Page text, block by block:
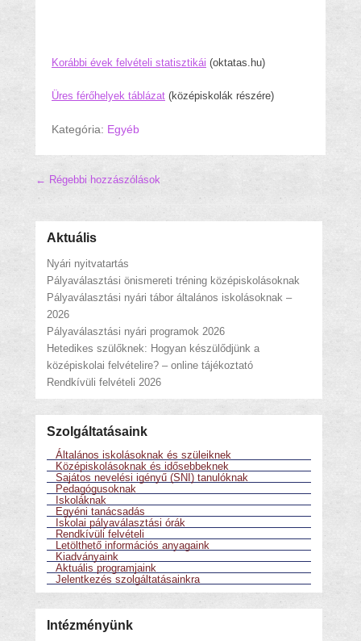
Korábbi évek felvételi statisztikái (oktatas.hu)
Üres férőhelyek táblázat (középiskolák részére)
Kategória: Egyéb
Hozzászólás navigáció
← Régebbi hozzászólások
Aktuális
Nyári nyitvatartás
Pályaválasztási önismereti tréning középiskolásoknak
Pályaválasztási nyári tábor általános iskolásoknak –
2026
Pályaválasztási nyári programok 2026
Hetedikes szülőknek: Hogyan készülődjünk a
középiskolai felvételire? – online tájékoztató
Rendkívüli felvételi 2026
Szolgáltatásaink
Általános iskolásoknak és szüleiknek
Középiskolásoknak és idősebbeknek
Sajátos nevelési igényű (SNI) tanulóknak
Pedagógusoknak
Iskoláknak
Egyéni tanácsadás
Iskolai pályaválasztási órák
Rendkívüli felvételi
Letölthető információs anyagaink
Kiadványaink
Aktuális programjaink
Jelentkezés szolgáltatásainkra
Intézményünk